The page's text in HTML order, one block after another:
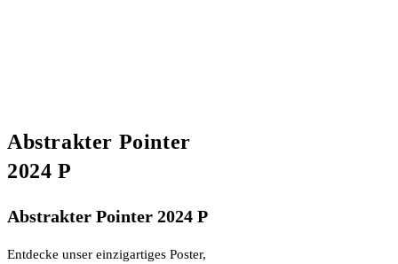
Abstrakter Pointer
2024 P
Abstrakter Pointer 2024 P
Entdecke unser einzigartiges Poster,